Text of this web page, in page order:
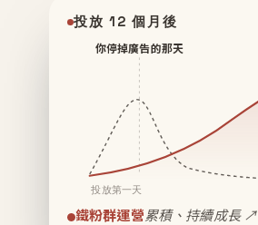
投放 12 個月後
你停掉廣告的那天
投放第一天
鐵粉群運營累積、持續成長 ↗